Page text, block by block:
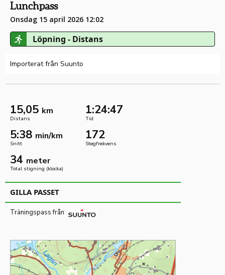
Lunchpass
Onsdag 15 april 2026 12:02
Löpning - Distans
Importerat från Suunto
15,05 km
Distans
1:24:47
Tid
5:38 min/km
Snitt
172
Stegfrekvens
34 meter
Total stigning (klocka)
GILLA PASSET
Träningspass från